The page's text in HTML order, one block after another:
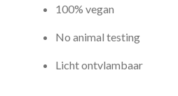
100% vegan
No animal testing
Licht ontvlambaar